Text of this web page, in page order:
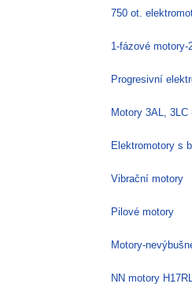
750 ot.
1-fázové motory-
Progresivní
Motory 3AL, 3LC
Elektromotory s
Vibrační motory
Pilové motory
Motory-
NN motory H17RL